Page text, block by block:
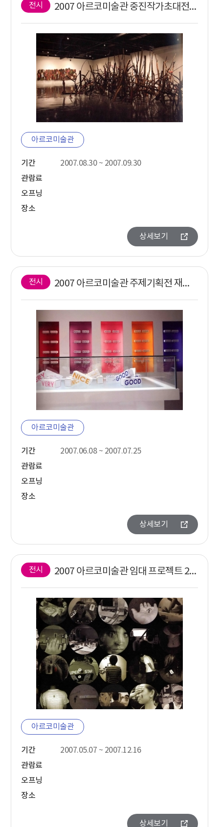
전시 2007 아르코미술관 중진작가초대전 조숙진_최민화
아르코미술관
기간
2007.08.30 ~ 2007.09.30
관람료
오프닝
장소
상세보기
전시 2007 아르코미술관 주제기획전 재활용 주식회사
아르코미술관
기간
2007.06.08 ~ 2007.07.25
관람료
오프닝
장소
상세보기
전시 2007 아르코미술관 임대 프로젝트 2007 Arko Imdae Project
아르코미술관
기간
2007.05.07 ~ 2007.12.16
관람료
오프닝
장소
상세보기